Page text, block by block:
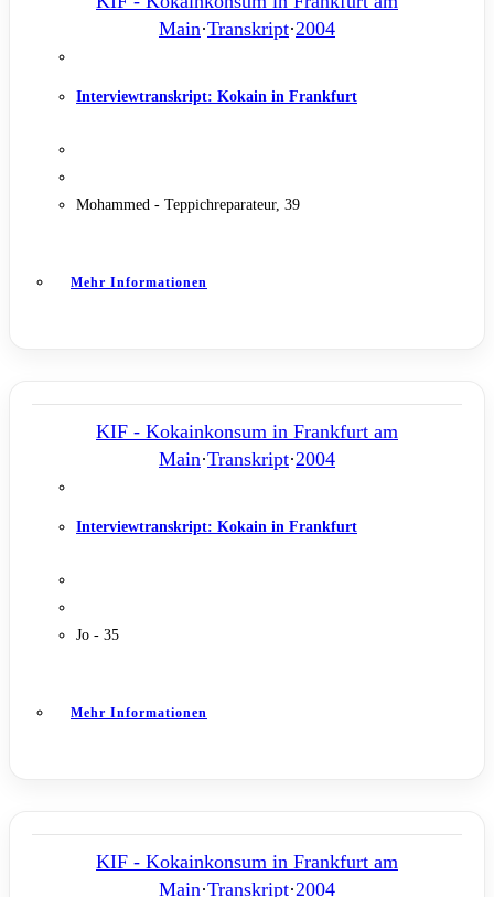
Main·Transkript·2004
Interviewtranskript: Kokain in Frankfurt
Mohammed - Teppichreparateur, 39
Mehr Informationen
KIF - Kokainkonsum in Frankfurt am
Main·Transkript·2004
Interviewtranskript: Kokain in Frankfurt
Jo - 35
Mehr Informationen
KIF - Kokainkonsum in Frankfurt am
Main·Transkript·2004